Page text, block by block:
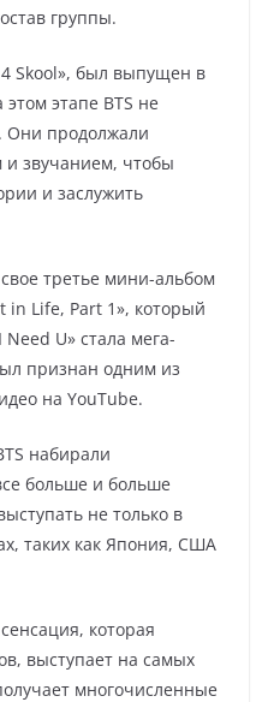
группы.
Skool», был выпущен в
этапе BTS не
Они продолжали
и звучанием, чтобы
и заслужить
третье мини-альбом
Life, Part 1», который
U» стала мега-
признан одним из
на YouTube.
набирали
больше и больше
не только в
таких как Япония, США
которая
выступает на самых
многочисленные